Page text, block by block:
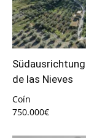
de las Nieves
Coín
750.000€